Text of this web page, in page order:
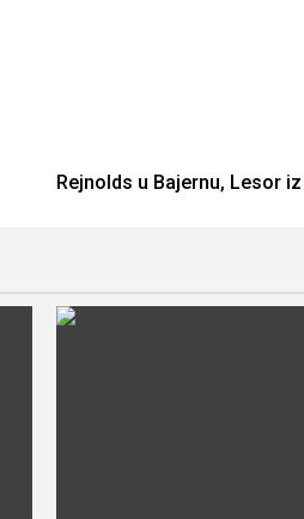
Rejnolds u Bajernu, Lesor